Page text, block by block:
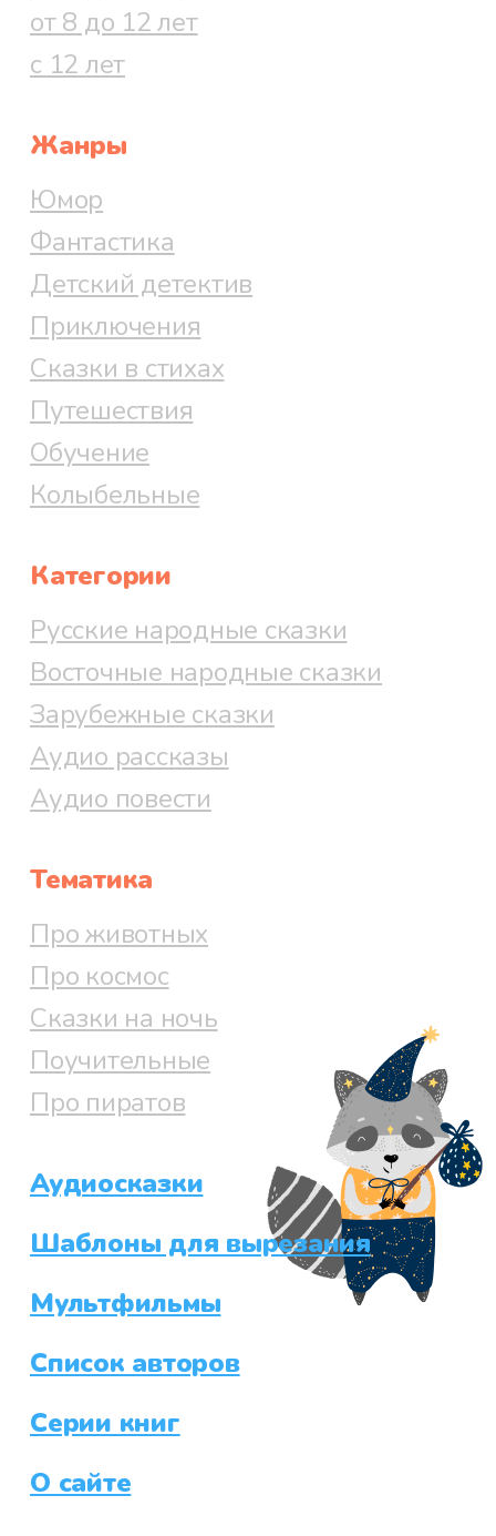
от 8 до 12 лет
с 12 лет
Жанры
Юмор
Фантастика
Детский детектив
Приключения
Сказки в стихах
Путешествия
Обучение
Колыбельные
Категории
Русские народные сказки
Восточные народные сказки
Зарубежные сказки
Аудио рассказы
Аудио повести
Тематика
Про животных
Про космос
Сказки на ночь
Поучительные
Про пиратов
Аудиосказки
Шаблоны для вырезания
Мультфильмы
Список авторов
Серии книг
О сайте